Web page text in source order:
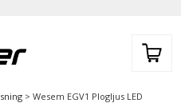
> Wesem EGV1 Plogljus LED